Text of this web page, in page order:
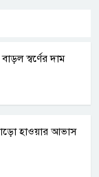
স্বর্ণের দাম
হাওয়ার আভাস